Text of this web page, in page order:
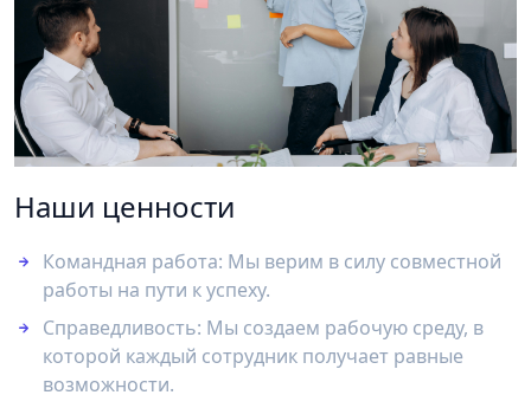
Наши ценности
Командная работа: Мы верим в силу совместной
работы на пути к успеху.
Справедливость: Мы создаем рабочую среду, в
которой каждый сотрудник получает равные
возможности.